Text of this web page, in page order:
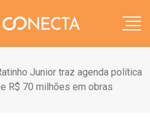
Junior traz agenda política
R$ 70 milhões em obras